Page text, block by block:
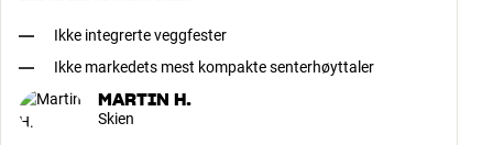
Ikke integrerte veggfester
Ikke markedets mest kompakte senterhøyttaler
MARTIN H.
Skien